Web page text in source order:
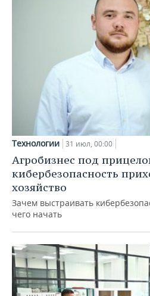
Технологии 31 июл, 00:00
Агробизнес под
кибербезопасность
хозяйство
Зачем выстраивать
чего начать